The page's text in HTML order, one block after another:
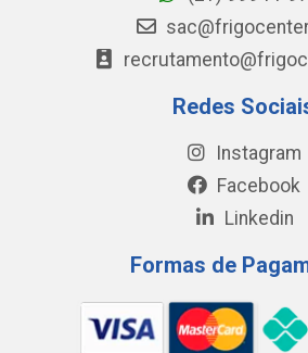
Redes
Instagram
Facebook
Linkedin
Formas de